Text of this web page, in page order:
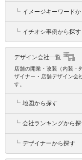
┗ イメージキーワード
┗ イチオシ事例から探す
デザイン会社一覧
店舗の開業・改装（内装・
ザイナー・店舗デザイン会
す。
┗ 地図から探す
┗ 会社ランキングから
┗ デザイナーから探す